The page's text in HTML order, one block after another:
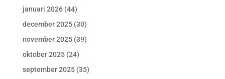
januari 2026(44)
december 2025(30)
november 2025(39)
oktober 2025(24)
september 2025(35)